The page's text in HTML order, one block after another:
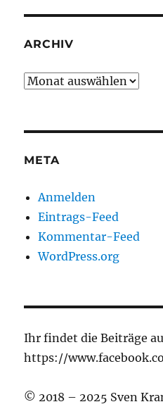
ARCHIV
Archiv
META
Anmelden
Eintrags-Feed
Kommentar-Feed
WordPress.org
Ihr findet die Beiträge
https://
© 2018 – 2025 Sven